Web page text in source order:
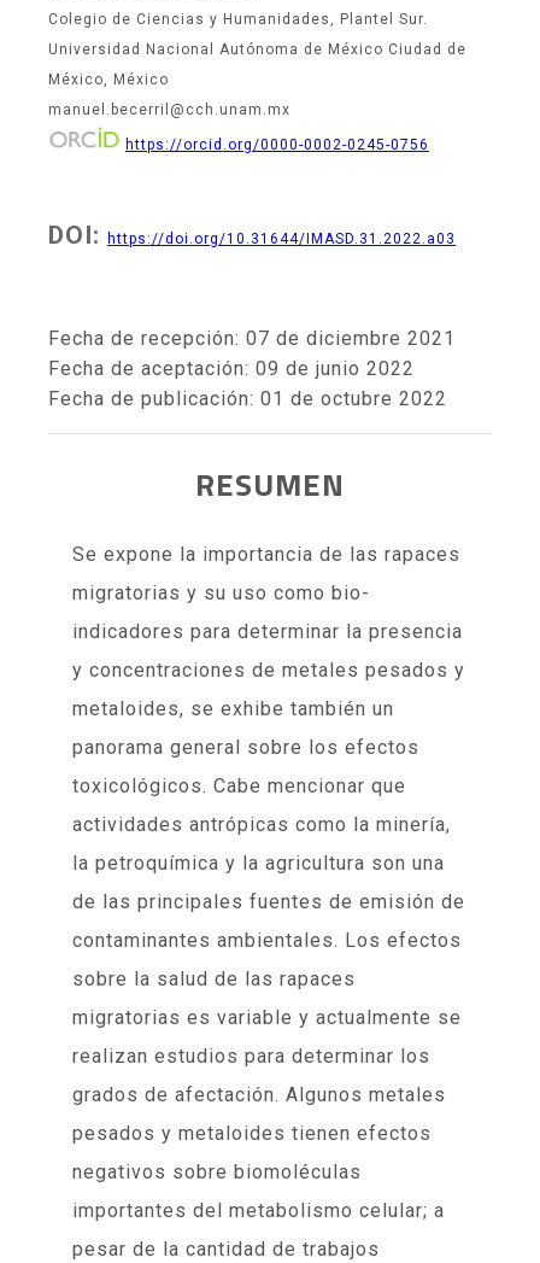
Colegio de Ciencias y Humanidades, Plantel Sur.
Universidad Nacional Autónoma de México Ciudad de
México, México
manuel.becerril@cch.unam.mx
https://orcid.org/0000-0002-0245-0756
DOI: https://doi.org/10.31644/IMASD.31.2022.a03
Fecha de recepción: 07 de diciembre 2021
Fecha de aceptación: 09 de junio 2022
Fecha de publicación: 01 de octubre 2022
RESUMEN
Se expone la importancia de las rapaces
migratorias y su uso como bio-
indicadores para determinar la presencia
y concentraciones de metales pesados y
metaloides, se exhibe también un
panorama general sobre los efectos
toxicológicos. Cabe mencionar que
actividades antrópicas como la minería,
la petroquímica y la agricultura son una
de las principales fuentes de emisión de
contaminantes ambientales. Los efectos
sobre la salud de las rapaces
migratorias es variable y actualmente se
realizan estudios para determinar los
grados de afectación. Algunos metales
pesados y metaloides tienen efectos
negativos sobre biomoléculas
importantes del metabolismo celular; a
pesar de la cantidad de trabajos